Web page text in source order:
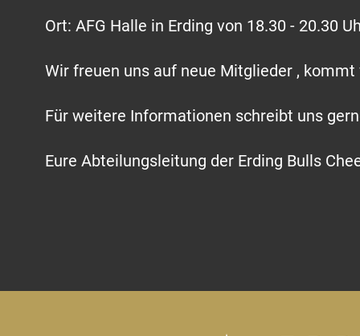
Ort: AFG Halle in Erding von 18.30 - 20.30
Wir freuen uns auf neue Mitglieder ,
Für weitere Informationen schreibt uns
Eure Abteilungsleitung der Erding Bulls